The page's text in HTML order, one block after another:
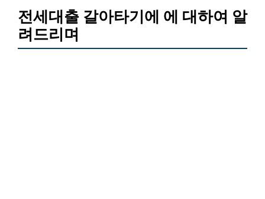
전세대출 갈아타기에 에 대하여 알
려드리며